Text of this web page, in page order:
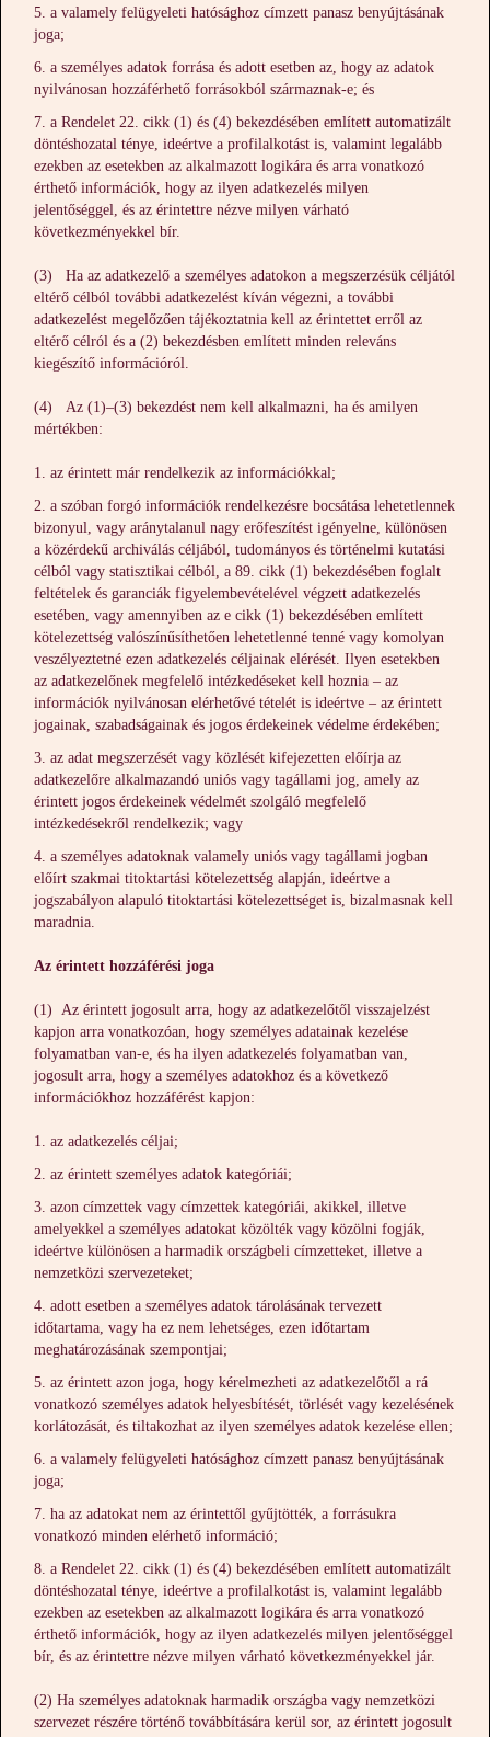
a valamely felügyeleti hatósághoz címzett panasz benyújtásának
joga;
a személyes adatok forrása és adott esetben az, hogy az adatok
nyilvánosan hozzáférhető forrásokból származnak-e; és
a Rendelet 22. cikk (1) és (4) bekezdésében említett automatizált
döntéshozatal ténye, ideértve a profilalkotást is, valamint legalább
ezekben az esetekben az alkalmazott logikára és arra vonatkozó
érthető információk, hogy az ilyen adatkezelés milyen
jelentőséggel, és az érintettre nézve milyen várható
következményekkel bír.
(3) Ha az adatkezelő a személyes adatokon a megszerzésük céljától
eltérő célból további adatkezelést kíván végezni, a további
adatkezelést megelőzően tájékoztatnia kell az érintettet erről az
eltérő célról és a (2) bekezdésben említett minden releváns
kiegészítő információról.
(4) Az (1)–(3) bekezdést nem kell alkalmazni, ha és amilyen
mértékben:
az érintett már rendelkezik az információkkal;
a szóban forgó információk rendelkezésre bocsátása lehetetlennek
bizonyul, vagy aránytalanul nagy erőfeszítést igényelne, különösen
a közérdekű archiválás céljából, tudományos és történelmi kutatási
célból vagy statisztikai célból, a 89. cikk (1) bekezdésében foglalt
feltételek és garanciák figyelembevételével végzett adatkezelés
esetében, vagy amennyiben az e cikk (1) bekezdésében említett
kötelezettség valószínűsíthetően lehetetlenné tenné vagy komolyan
veszélyeztetné ezen adatkezelés céljainak elérését. Ilyen esetekben
az adatkezelőnek megfelelő intézkedéseket kell hoznia – az
információk nyilvánosan elérhetővé tételét is ideértve – az érintett
jogainak, szabadságainak és jogos érdekeinek védelme érdekében;
az adat megszerzését vagy közlését kifejezetten előírja az
adatkezelőre alkalmazandó uniós vagy tagállami jog, amely az
érintett jogos érdekeinek védelmét szolgáló megfelelő
intézkedésekről rendelkezik; vagy
a személyes adatoknak valamely uniós vagy tagállami jogban
előírt szakmai titoktartási kötelezettség alapján, ideértve a
jogszabályon alapuló titoktartási kötelezettséget is, bizalmasnak kell
maradnia.
Az érintett hozzáférési joga
(1) Az érintett jogosult arra, hogy az adatkezelőtől visszajelzést
kapjon arra vonatkozóan, hogy személyes adatainak kezelése
folyamatban van-e, és ha ilyen adatkezelés folyamatban van,
jogosult arra, hogy a személyes adatokhoz és a következő
információkhoz hozzáférést kapjon:
az adatkezelés céljai;
az érintett személyes adatok kategóriái;
azon címzettek vagy címzettek kategóriái, akikkel, illetve
amelyekkel a személyes adatokat közölték vagy közölni fogják,
ideértve különösen a harmadik országbeli címzetteket, illetve a
nemzetközi szervezeteket;
adott esetben a személyes adatok tárolásának tervezett
időtartama, vagy ha ez nem lehetséges, ezen időtartam
meghatározásának szempontjai;
az érintett azon joga, hogy kérelmezheti az adatkezelőtől a rá
vonatkozó személyes adatok helyesbítését, törlését vagy kezelésének
korlátozását, és tiltakozhat az ilyen személyes adatok kezelése ellen;
a valamely felügyeleti hatósághoz címzett panasz benyújtásának
joga;
ha az adatokat nem az érintettől gyűjtötték, a forrásukra
vonatkozó minden elérhető információ;
a Rendelet 22. cikk (1) és (4) bekezdésében említett automatizált
döntéshozatal ténye, ideértve a profilalkotást is, valamint legalább
ezekben az esetekben az alkalmazott logikára és arra vonatkozó
érthető információk, hogy az ilyen adatkezelés milyen jelentőséggel
bír, és az érintettre nézve milyen várható következményekkel jár.
(2) Ha személyes adatoknak harmadik országba vagy nemzetközi
szervezet részére történő továbbítására kerül sor, az érintett jogosult